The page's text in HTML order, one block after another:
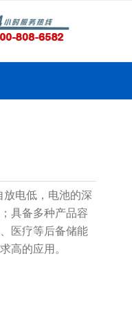
放电低，电池的深
具备多种产品容
医疗等后备储能
高的应用。